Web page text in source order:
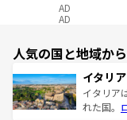
AD
AD
人気の国と地域か
イタリア
イタリア
れた国。